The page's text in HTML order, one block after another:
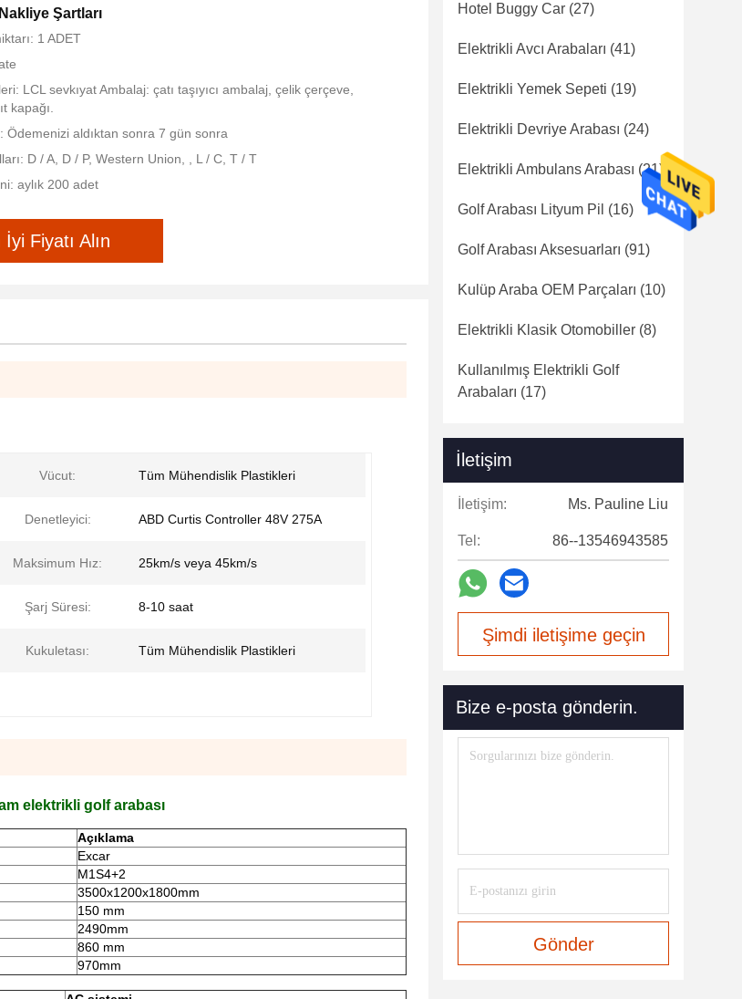
Şartları
1 ADET
LCL sevkıyat Ambalaj: çatı taşıyıcı ambalaj, çelik çerçeve,
kapağı.
Ödemenizi aldıktan sonra 7 gün sonra
D / A, D / P, Western Union, , L / C, T / T
aylık 200 adet
İyi Fiyatı Alın
Vücut: Tüm Mühendislik Plastikleri
Denetleyici: ABD Curtis Controller 48V 275A
Maksimum Hız: 25km/s veya 45km/s
Şarj Süresi: 8-10 saat
Kukuletası: Tüm Mühendislik Plastikleri
elektrikli golf arabası
Açıklama
Excar
M1S4+2
3500x1200x1800mm
150 mm
2490mm
860 mm
970mm
Hotel Buggy Car (27)
Elektrikli Avcı Arabaları (41)
Elektrikli Yemek Sepeti (19)
Elektrikli Devriye Arabası (24)
Elektrikli Ambulans Arabası (21)
Golf Arabası Lityum Pil (16)
Golf Arabası Aksesuarları (91)
Kulüp Araba OEM Parçaları (10)
Elektrikli Klasik Otomobiller (8)
Kullanılmış Elektrikli Golf
Arabaları (17)
İletişim
İletişim: Ms. Pauline Liu
Tel: 86--13546943585
Şimdi iletişime geçin
Bize e-posta gönderin.
Gönder